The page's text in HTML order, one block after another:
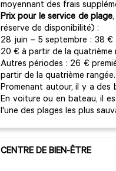
moyennant des frais
Prix pour le service de plage
réserve de disponibilité) :
28 juin – 5 septembre : 38 €
20 € à partir de la quatrième
Autres périodes : 26 €
partir de la quatrième rangée.
Promenant autour, il y a des
En voiture ou en bateau, il
l'une des plages les plus
CENTRE DE BIEN-ÊTRE